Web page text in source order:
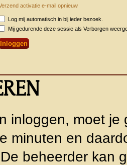
activatie e-mail opnieuw
Log mij automatisch in bij ieder bezoek.
Mij gedurende deze sessie als Verborgen
inloggen, moet
minuten en
beheerder kan